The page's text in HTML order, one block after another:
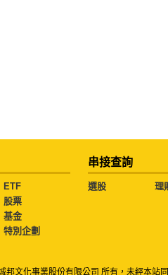
ETF
股票
基金
特別企劃
串接查詢
選股 理
邦文化事業股份有限公司 所有，未經本站